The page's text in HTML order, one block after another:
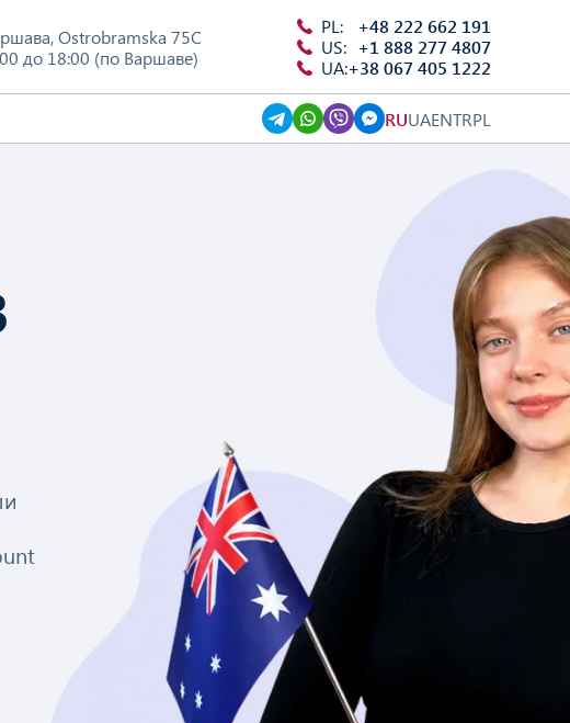
,Ostrobramska 75C
до 18:00 (по Варшаве)
PL:
+48 222 662 191
US: +1 888 277 4807
UA:+38 067 405 1222
RUUAENTRPL